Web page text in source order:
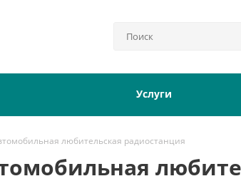
Услуги
любительская радиостанция